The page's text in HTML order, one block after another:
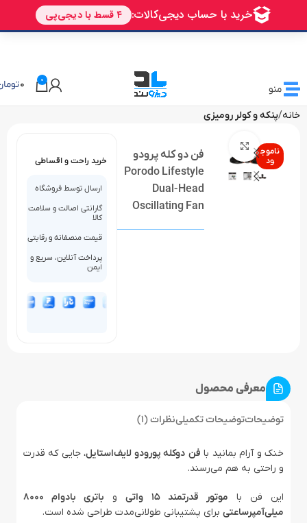
منو
0
0
خانه پنکه و کولر رومیزی
ناموج
ود
فن دو کله پرودو
Porodo Lifestyle
Dual-Head
Oscillating Fan
خرید راحت و اقساطی
ارسال توسط فروشگاه
گارانتی اصالت و سلامت
کالا
قیمت منصفانه و رقابتی
پرداخت آنلاین، سریع و
ایمن
معرفی محصول
توضیحاتتوضیحات تکمیلینظرات (1)
خنک و آرام بمانید با فن دوکله پورودو لایف‌استایل، جایی که قدرت
و راحتی به هم می‌رسند.
این فن با موتور قدرتمند 15 واتی و
باتری بادوام 8000
میلی‌آمپرساعتی برای پشتیبانی طولانی‌مدت طراحی شده است.
🎁 تخفیف ویژه دیزولند برای اولین خرید شما AVALIN